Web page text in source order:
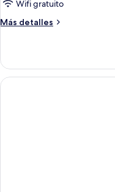
compartido,
solo
baño
compartido
Wifi gratuito
Más detalles
Más
compartido,
solo
para